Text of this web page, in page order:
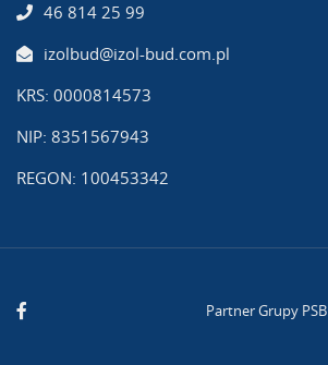
46 814 25 99
izolbud@izol-bud.com.pl
KRS: 0000814573
NIP: 8351567943
REGON: 100453342
Partner Grupy PSB